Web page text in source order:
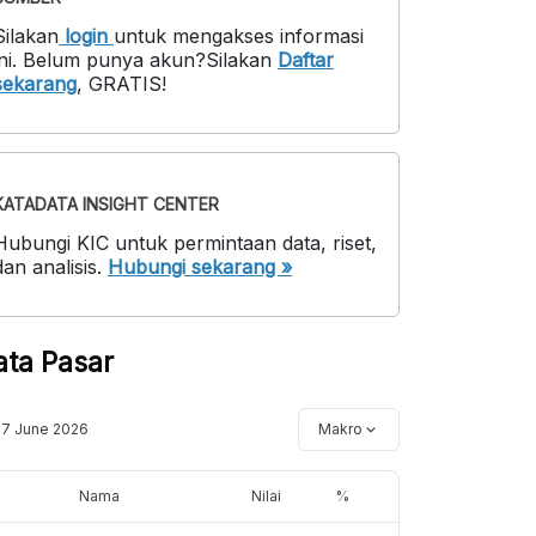
login untuk mengakses informasi
. Belum punya akun?Silakan Daftar
, GRATIS!
INSIGHT CENTER
KIC untuk permintaan data, riset,
analisis. Hubungi sekarang »
Pasar
June 2026 Makro
Nama Nilai %